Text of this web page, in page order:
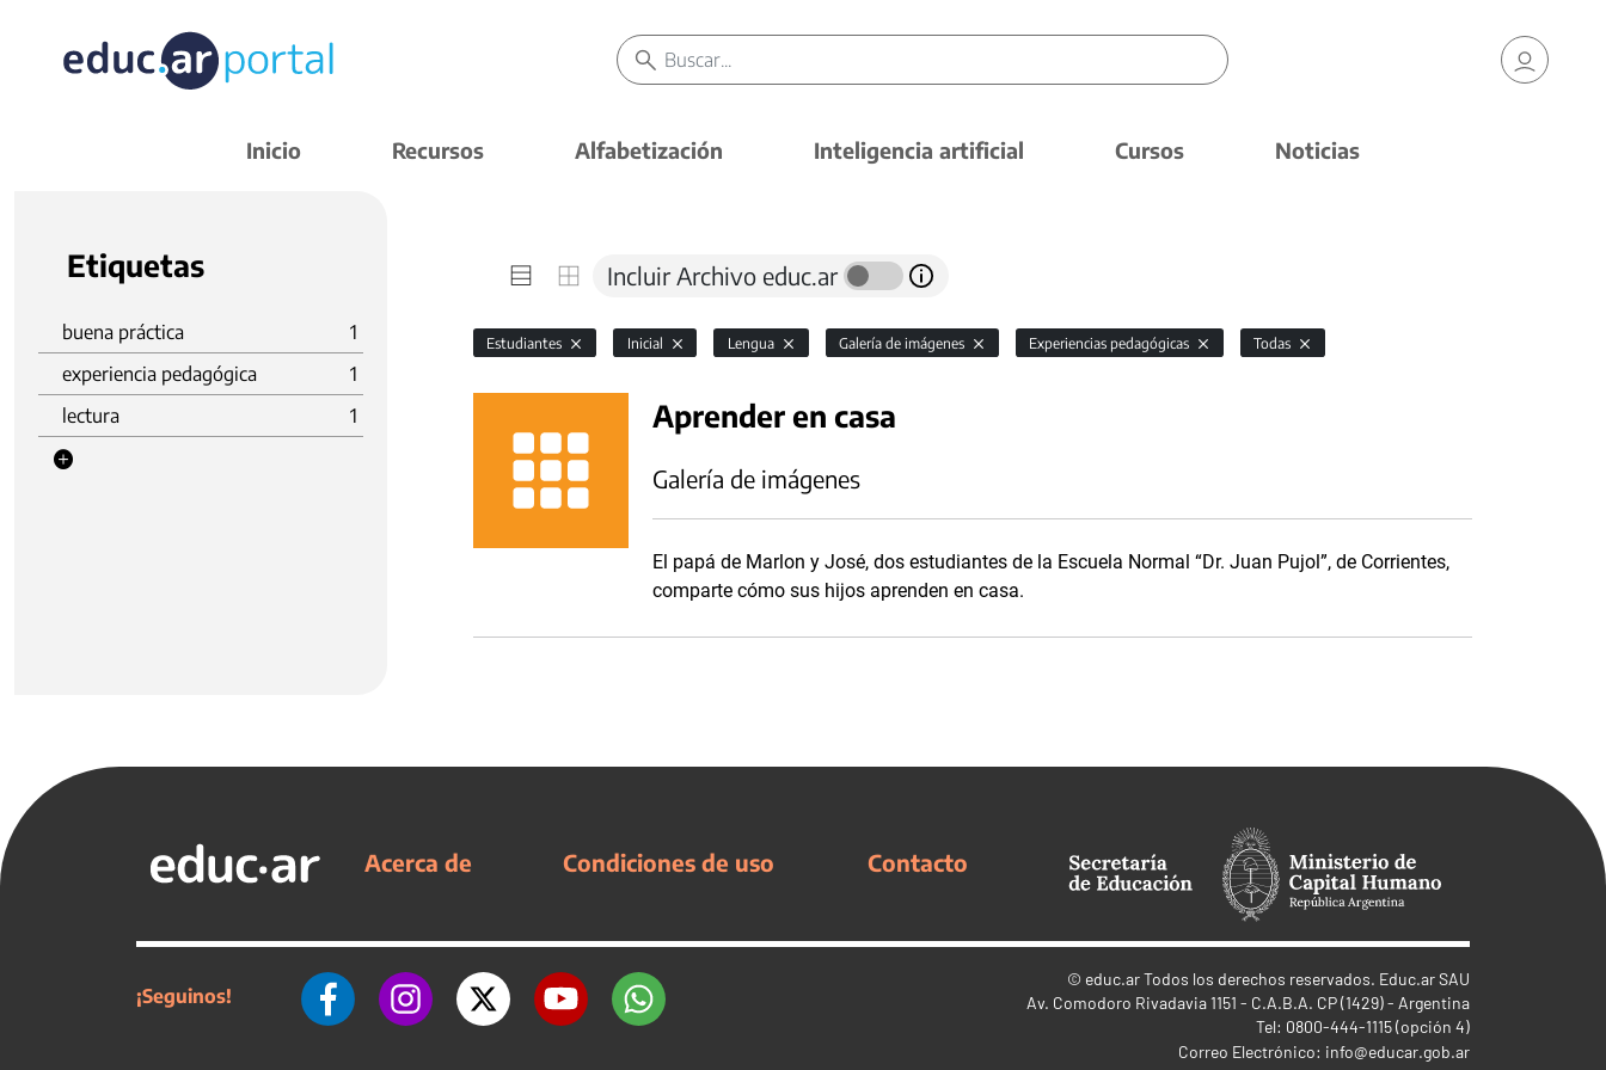
Inicio Recursos Alfabetización Inteligencia artificial Cursos Noticias
Etiquetas
buena práctica
1
experiencia pedagógica
1
lectura
1
Incluir Archivo educ.ar
Estudiantes Inicial Lengua Galería de imágenes Experiencias pedagógicas Todas
Aprender en casa
Galería de imágenes
El papá de Marlon y José, dos estudiantes de la Escuela Normal “Dr. Juan Pujol”, de Corrientes,
comparte cómo sus hijos aprenden en casa.
Acerca de Condiciones de uso Contacto
¡Seguinos!
© educ.arTodos los derechos reservados. Educ.ar SAU
Av. Comodoro Rivadavia 1151 - C.A.B.A. CP (1429) - Argentina
Tel: 0800-444-1115 (opción 4)
Correo Electrónico: info@educar.gob.ar